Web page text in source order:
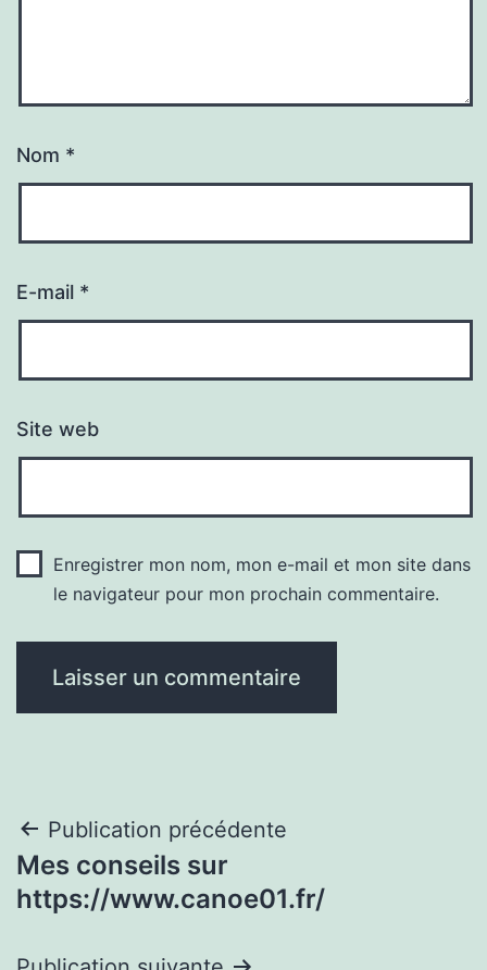
Nom *
E-mail *
Site web
Enregistrer mon nom, mon e-mail et mon site dans
le navigateur pour mon prochain commentaire.
Navigation
de
Publication précédente
Mes conseils sur
https://www.canoe01.fr/